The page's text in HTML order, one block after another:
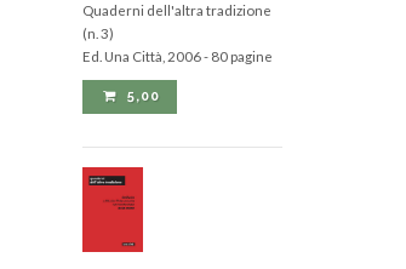
Quaderni dell'altra tradizione
(n. 3)
Ed. Una Città, 2006 - 80 pagine
5,00